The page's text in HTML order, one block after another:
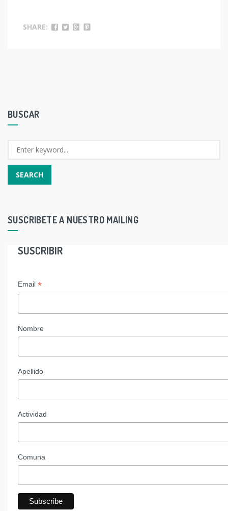
SHARE:
BUSCAR
SUSCRIBETE A NUESTRO MAILING
SUSCRIBIR
Email *
Nombre
Apellido
Actividad
Comuna